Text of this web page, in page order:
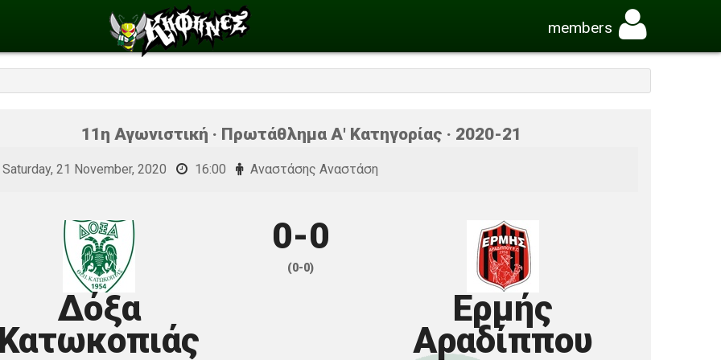
members
11η Αγωνιστική · Πρωτάθλημα Α' Κατηγορίας · 2020-21
Saturday, 21 November, 2020 16:00 Αναστάσης Αναστάση
Δόξα
Κατωκοπιάς
0-0
(0-0)
Ερμής
Αραδίππου